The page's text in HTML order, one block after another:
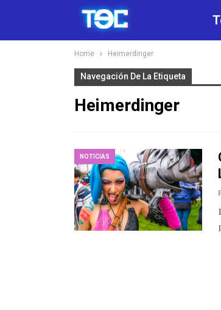
Home Heimerdinger
Navegación De La Etiqueta
Heimerdinger
NOTICIAS